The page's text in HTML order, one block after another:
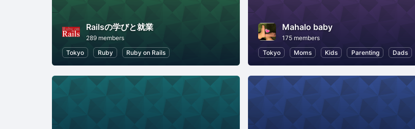
Railsの学びと就業
289 members
Tokyo
Ruby Ruby on Rails
Mahalo baby
175 members
Tokyo
Moms Kids Parenting Dads